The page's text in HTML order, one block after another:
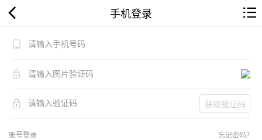
手机登录
获取验证码
账号登录 忘记密码？